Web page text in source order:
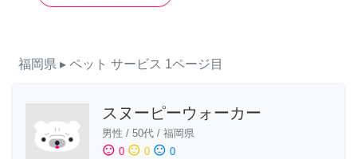
福岡県 ▸ ペット サービス 1ページ目
スヌーピーウォーカー
男性 / 50代 / 福岡県
sentiment_satisfied 0 sentiment_neutral 0 sentiment_dissatisfied 0